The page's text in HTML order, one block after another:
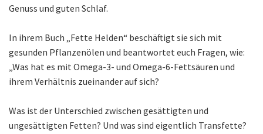
Genuss und guten Schlaf.
In ihrem Buch „Fette Helden“ beschäftigt sie sich mit
gesunden Pflanzenölen und beantwortet euch Fragen, wie:
„Was hat es mit Omega-3- und Omega-6-Fettsäuren und
ihrem Verhältnis zueinander auf sich?
Was ist der Unterschied zwischen gesättigten und
ungesättigten Fetten? Und was sind eigentlich Transfette?